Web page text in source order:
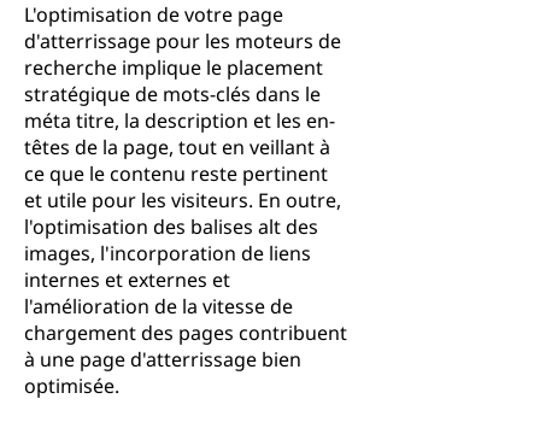
L'optimisation de votre page
d'atterrissage pour les moteurs de
recherche implique le placement
stratégique de mots-clés dans le
méta titre, la description et les en-
têtes de la page, tout en veillant à
ce que le contenu reste pertinent
et utile pour les visiteurs. En outre,
l'optimisation des balises alt des
images, l'incorporation de liens
internes et externes et
l'amélioration de la vitesse de
chargement des pages contribuent
à une page d'atterrissage bien
optimisée.